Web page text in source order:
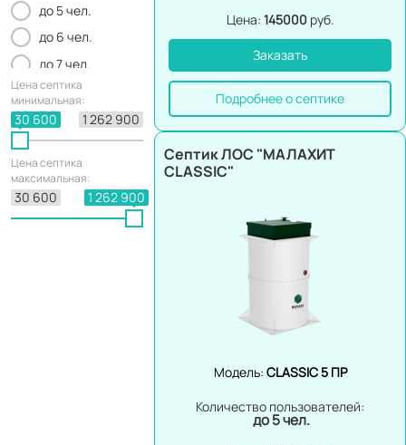
до 5 чел.
до 6 чел.
до 7 чел.
до 8 чел.
до 9 чел.
до 10 чел.
до 11 чел.
до 12 чел.
до 15 чел.
Цена септика
минимальная:
1 262 900
30 600
Цена септика
максимальная:
30 600 1 262 900
Цена: 145000 руб.
Заказать
Подробнее о септике
Септик ЛОС "МАЛАХИТ
CLASSIC"
Модель: CLASSIC 5 ПР
Количество пользователей:
до 5 чел.